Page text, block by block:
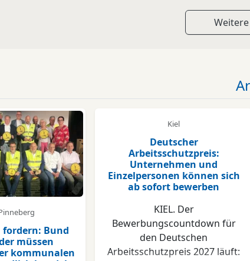
Bund
müssen
kommunalen
Kiel
Deutscher
Arbeitsschutzpreis:
Unternehmen und
Einzelpersonen können sich
ab sofort bewerben
KIEL. Der
Bewerbungscountdown für
den Deutschen
Arbeitsschutzpreis 2027 läuft: